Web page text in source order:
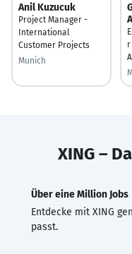
Anil Kuzucuk
Project Manager -
International
Customer Projects
Munich
XING –
Über eine Million Jobs
Entdecke mit XING
passt.